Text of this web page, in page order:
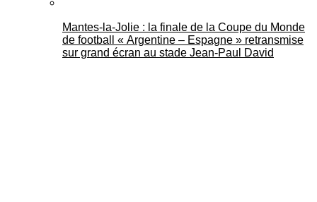
Mantes-la-Jolie : la finale de la Coupe du Monde
de football « Argentine – Espagne » retransmise
sur grand écran au stade Jean-Paul David